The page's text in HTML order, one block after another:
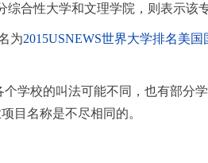
综合性大学和文理学院，则表示该
为2015USNEWS世界大学排名美国
学校的叫法可能不同，也有部分
目名称是不尽相同的。